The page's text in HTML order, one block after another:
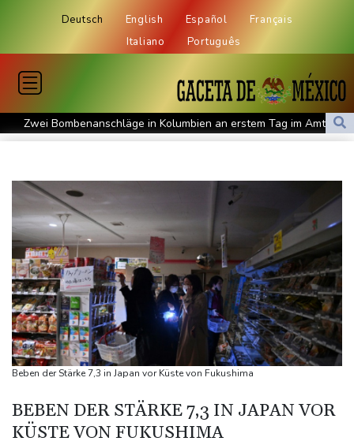
Deutsch English Español
Français
Italiano
Português
Zwei Bombenanschläge in Kolumbien an erstem Tag im Amt des
neuen Präsidenten Espriella
Enttäuschung"
Becker: Wer mehr will als Klassenerhalt hat "Fehler im Kopf"
Sohn: Krebs von Ex-Präsident Joe Biden hat sich ausgebreitet
und Metastasen gebildet
Bilger: Boni von Bahn-Managern werden an Einhaltung der
Vorgaben des Bundes geknüpft
FIFA stärkt Infantino - und holt zum Rundumschlag aus
Torlos gegen Kaiserslautern: Stotterstart von Wolfsburg
Ätna auf Sizilien ausgebrochen - Flugverkehr in Catania
Doppelpack Freigang: Frankfurt schlägt auch Malmö
Explosion mutmaßlich ukrainischer Drohne in Bulgarien löst
Beben der Stärke 7,3 in Japan vor Küste von Fukushima
BEBEN DER STÄRKE 7,3 IN JAPAN VOR
KÜSTE VON FUKUSHIMA